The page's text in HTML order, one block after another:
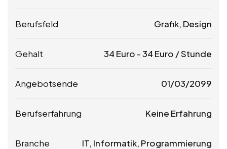
Berufsfeld Grafik, Design
Gehalt 34 Euro -34 Euro / Stunde
Angebotsende 01/03/2099
Berufserfahrung Keine Erfahrung
Branche IT, Informatik, Programmierung